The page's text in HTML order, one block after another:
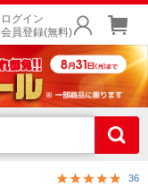
ログイン
会員登録(無料)
36